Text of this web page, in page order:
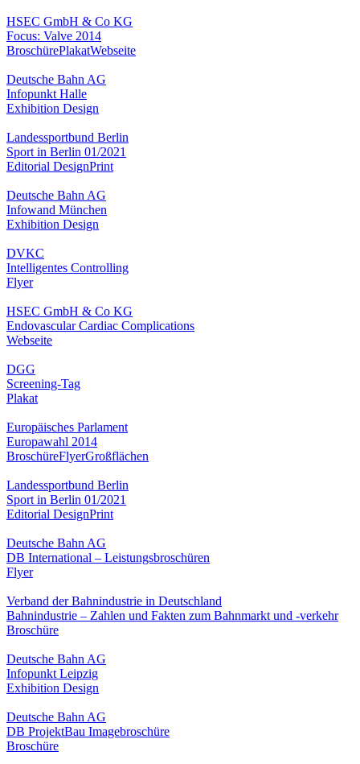
HSEC GmbH & Co KG
Focus: Valve 2014
BroschürePlakatWebseite
Deutsche Bahn AG
Infopunkt Halle
Exhibition Design
Landessportbund Berlin
Sport in Berlin 01/2021
Editorial DesignPrint
Deutsche Bahn AG
Infowand München
Exhibition Design
DVKC
Intelligentes Controlling
Flyer
HSEC GmbH & Co KG
Endovascular Cardiac Complications
Webseite
DGG
Screening-Tag
Plakat
Europäisches Parlament
Europawahl 2014
BroschüreFlyerGroßflächen
Landessportbund Berlin
Sport in Berlin 01/2021
Editorial DesignPrint
Deutsche Bahn AG
DB International – Leistungsbroschüren
Flyer
Verband der Bahnindustrie in Deutschland
Bahnindustrie – Zahlen und Fakten zum Bahnmarkt und -verkehr
Broschüre
Deutsche Bahn AG
Infopunkt Leipzig
Exhibition Design
Deutsche Bahn AG
DB ProjektBau Imagebroschüre
Broschüre